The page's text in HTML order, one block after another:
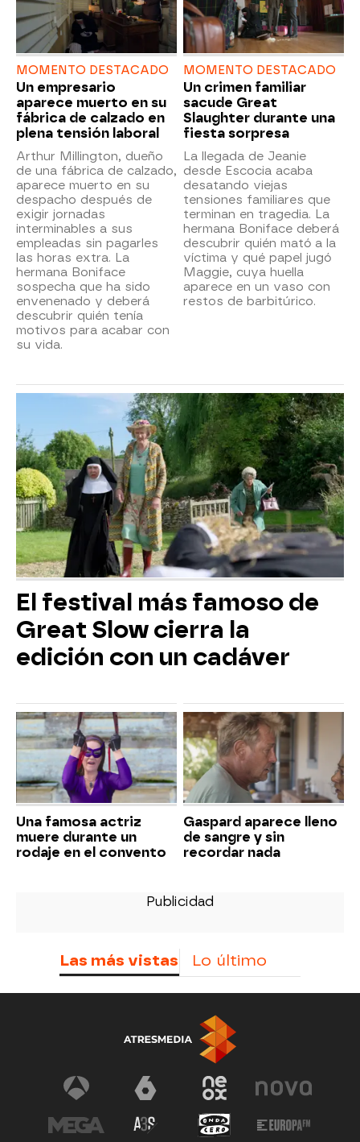
MOMENTO DESTACADO
Un empresario
aparece muerto en su
fábrica de calzado en
plena tensión laboral
Arthur Millington, dueño
de una fábrica de calzado,
aparece muerto en su
despacho después de
exigir jornadas
interminables a sus
empleadas sin pagarles
las horas extra. La
hermana Boniface
sospecha que ha sido
envenenado y deberá
descubrir quién tenía
motivos para acabar con
su vida.
MOMENTO DESTACADO
Un crimen familiar
sacude Great
Slaughter durante una
fiesta sorpresa
La llegada de Jeanie
desde Escocia acaba
desatando viejas
tensiones familiares que
terminan en tragedia. La
hermana Boniface deberá
descubrir quién mató a la
víctima y qué papel jugó
Maggie, cuya huella
aparece en un vaso con
restos de barbitúrico.
El festival más famoso de
Great Slow cierra la
edición con un cadáver
Una famosa actriz
muere durante un
rodaje en el convento
Gaspard aparece lleno
de sangre y sin
recordar nada
Las más vistas Lo último